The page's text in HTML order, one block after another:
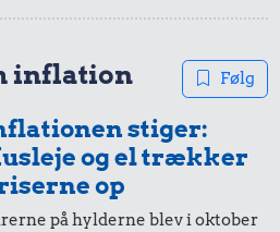
5,13 kr.
50,-
i 1976
= 56,-
i 1977
10,-
i 1976
= 11,-
inflation Følg
stiger:
og el trækker
op
på hylderne blev i oktober